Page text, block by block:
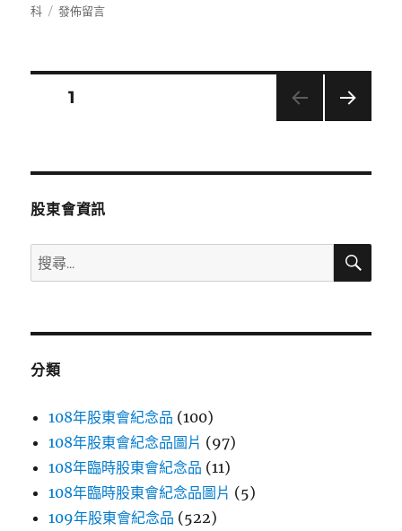
佈
科
在
發佈留言
分
頁次1
股東會資訊
搜
尋
鍵
搜
分類
108年股東會紀念品 (100)
108年股東會紀念品圖片 (97)
108年臨時股東會紀念品 (11)
108年臨時股東會紀念品圖片 (5)
109年股東會紀念品 (522)